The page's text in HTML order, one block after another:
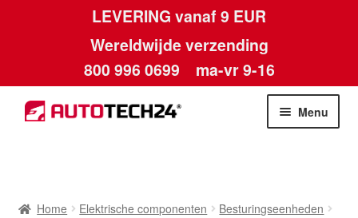
LEVERING vanaf 9 EUR
Wereldwijde verzending
800 996 0699 ma-vr 9-16
Ga
door
Ga
naar
Menu
Home Elektrische componenten
Besturingseenheden